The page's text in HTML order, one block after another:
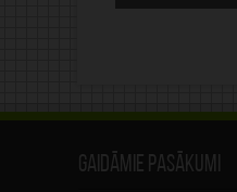
Gaidāmie pasākumi